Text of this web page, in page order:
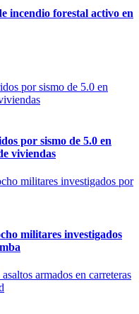
incendio forestal activo en
por sismo de 5.0 en
viviendas
militares investigados